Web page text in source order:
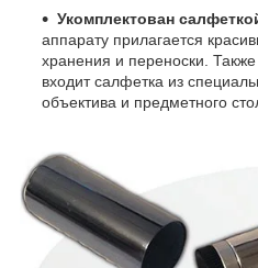
Укомплектован
аппарату прилагается
хранения и переноски. Также
входит салфетка из
объектива и предметного